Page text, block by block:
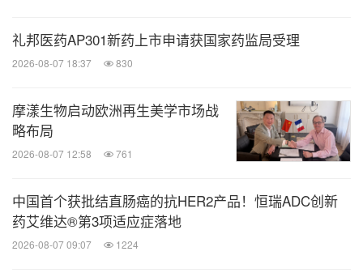
礼邦医药AP301新药上市申请获国家药监局受理
2026-08-07 18:37 830
摩漾生物启动欧洲再生美学市场战
略布局
2026-08-07 12:58 761
中国首个获批结直肠癌的抗HER2产品！恒瑞ADC创新
药艾维达®第3项适应症落地
2026-08-07 09:07 1224